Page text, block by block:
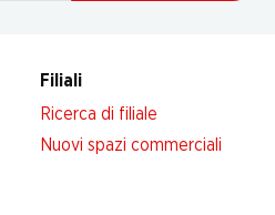
Filiali
Ricerca di filiale
Nuovi spazi commerciali